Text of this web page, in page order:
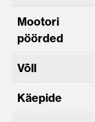
Mootori
pöörded
Võll
Käepide